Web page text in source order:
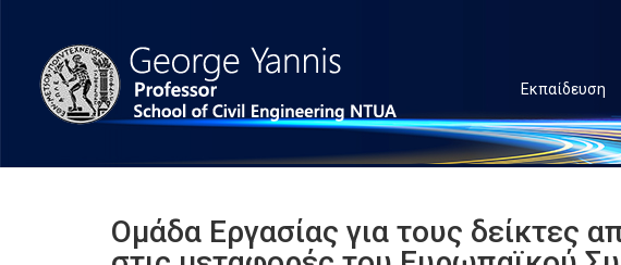
Εκπαίδευση
Ομάδα Εργασίας για τους δείκτες